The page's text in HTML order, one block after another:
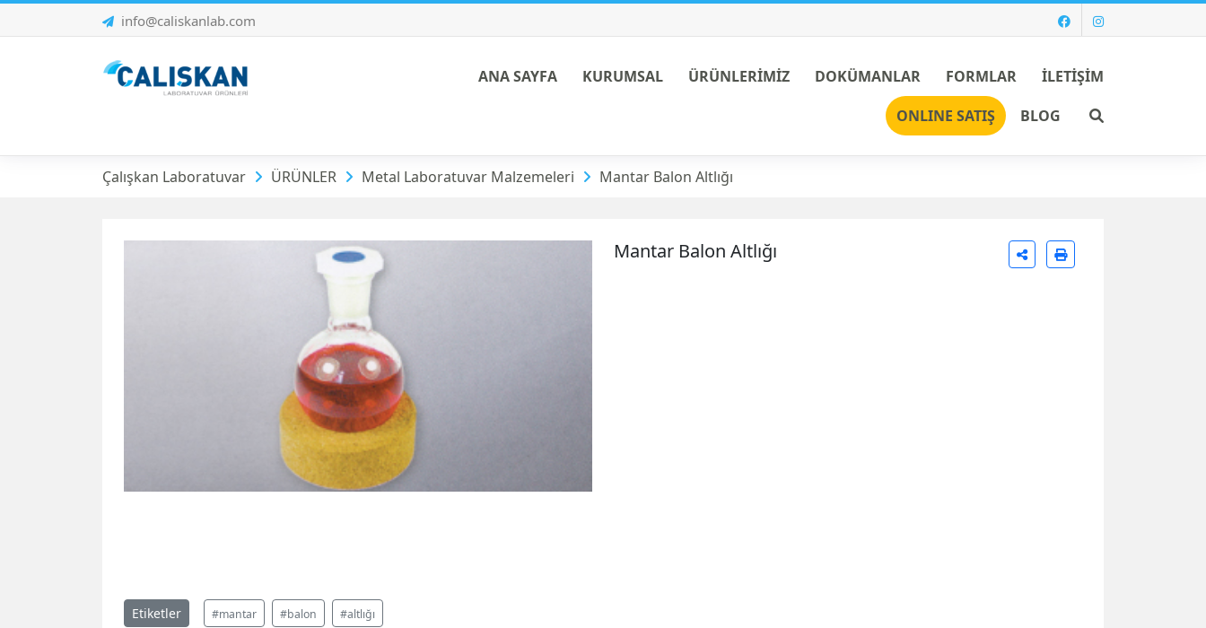
info@caliskanlab.com
ANA SAYFA KURUMSAL ÜRÜNLERİMİZ DOKÜMANLAR FORMLAR
İLETİŞİM
ONLINE SATIŞ
BLOG
Metal Laboratuvar Malzemeleri
Çalışkan Laboratuvar ÜRÜNLER Metal Laboratuvar Malzemeleri Mantar Balon Altlığı
Mantar Balon Altlığı
Etiketler #mantar #balon #altlığı